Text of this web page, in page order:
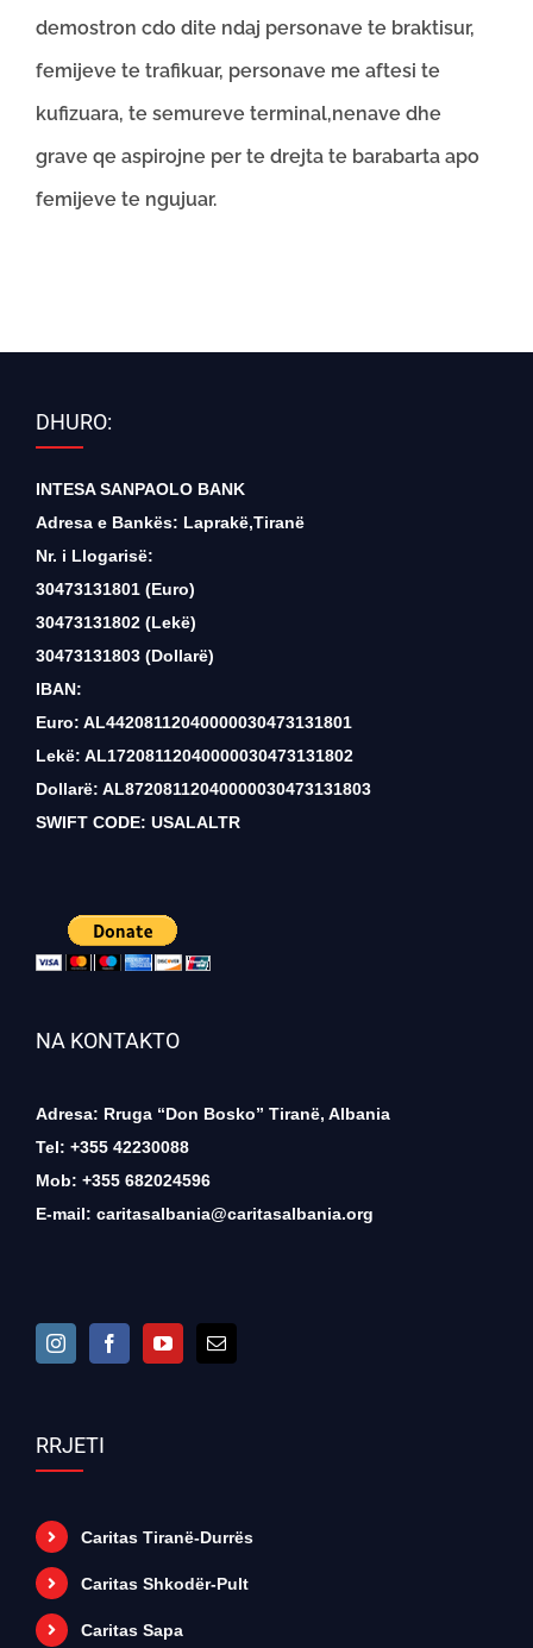
demostron cdo dite ndaj personave te braktisur,
femijeve te trafikuar, personave me aftesi te
kufizuara, te semureve terminal,nenave dhe
grave qe aspirojne per te drejta te barabarta apo
femijeve te ngujuar.
DHURO:
INTESA SANPAOLO BANK
Adresa e Bankës: Laprakë,Tiranë
Nr. i Llogarisë:
30473131801 (Euro)
30473131802 (Lekë)
30473131803 (Dollarë)
IBAN:
Euro: AL44208112040000030473131801
Lekë: AL17208112040000030473131802
Dollarë: AL87208112040000030473131803
SWIFT CODE: USALALTR
NA KONTAKTO
Adresa: Rruga “Don Bosko” Tiranë, Albania
Tel: +355 42230088
Mob: +355 682024596
E-mail: caritasalbania@caritasalbania.org
RRJETI
Caritas Tiranë-Durrës
Caritas Shkodër-Pult
Caritas Sapa